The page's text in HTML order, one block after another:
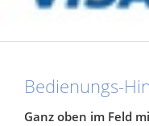
Bedienungs-
Ganz oben im Feld